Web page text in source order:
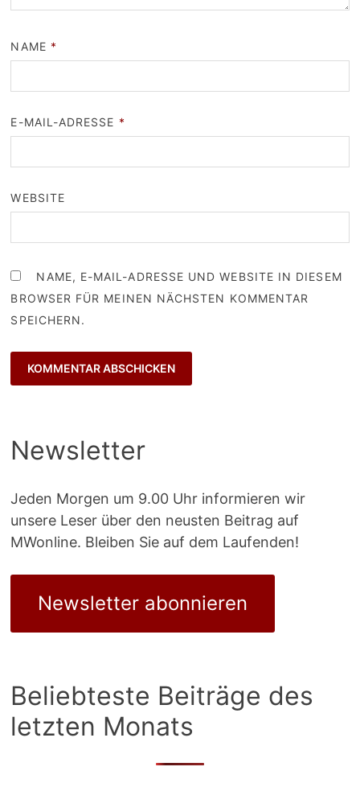
NAME *
E-MAIL-ADRESSE *
WEBSITE
NAME, E-MAIL-ADRESSE UND WEBSITE IN DIESEM
BROWSER FÜR MEINEN NÄCHSTEN KOMMENTAR
SPEICHERN.
Newsletter
Jeden Morgen um 9.00 Uhr informieren wir
unsere Leser über den neusten Beitrag auf
MWonline. Bleiben Sie auf dem Laufenden!
Newsletter abonnieren
Beliebteste Beiträge des
letzten Monats